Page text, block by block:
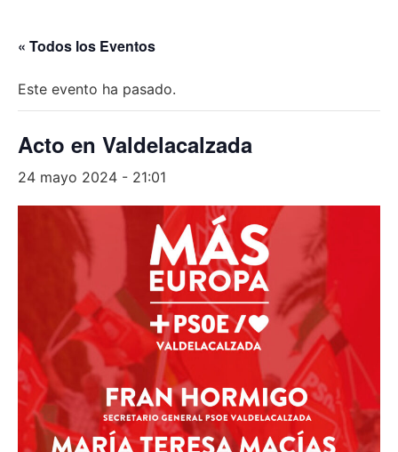
« Todos los Eventos
Este evento ha pasado.
Acto en Valdelacalzada
24 mayo 2024 - 21:01